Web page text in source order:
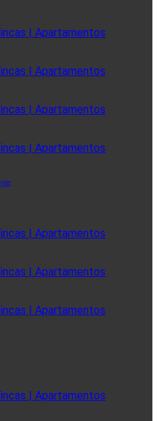
| Apartamentos
| Apartamentos
| Apartamentos
| Apartamentos
| Apartamentos
| Apartamentos
| Apartamentos
| Apartamentos